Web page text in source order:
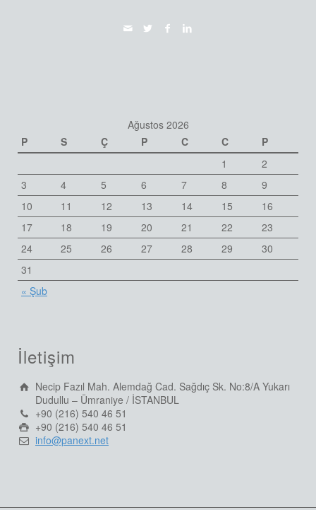
Ağustos 2026
P
S Ç P C C P
« Şub
1
2
3
4 5 6 7 8
9
10
11 12 13 14 15
16
17
18 19 20 21 22
23
24
25 26 27 28 29
30
31
İletişim
Necip Fazıl Mah. Alemdağ Cad. Sağdıç Sk. No:8/A Yukarı
Dudullu – Ümraniye / İSTANBUL
+90 (216) 540 46 51
+90 (216) 540 46 51
info@panext.net